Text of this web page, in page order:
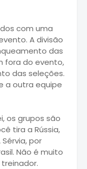
com uma
A divisão
das
fora do evento,
das seleções.
a outra equipe
os grupos são
tira a Rússia,
por
Não é muito